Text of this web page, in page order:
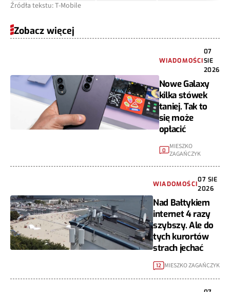
Źródła tekstu: T-Mobile
Zobacz więcej
WIADOMOŚCI
07
SIE
2026
Nowe Galaxy
kilka stówek
taniej. Tak to
się może
opłacić
0 MIESZKO
ZAGAŃCZYK
WIADOMOŚCI
07 SIE
2026
Nad Bałtykiem
internet 4 razy
szybszy. Ale do
tych kurortów
strach jechać
12 MIESZKO ZAGAŃCZYK